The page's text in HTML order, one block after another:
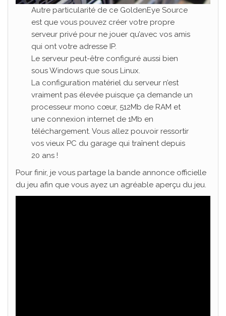
Autre particularité de ce GoldenEye Source
est que vous pouvez créer votre propre
serveur privé pour ne jouer qu’avec vos amis
qui ont votre adresse IP.
Le serveur peut-être configuré aussi bien
sous Windows que sous Linux.
La configuration matériel du serveur n’est
vraiment pas élevée puisque ça demande un
processeur mono cœur, 512Mb de RAM et
une connexion internet de 1Mb en
téléchargement. Vous allez pouvoir ressortir
vos vieux PC du garage qui traînent depuis
20 ans !
Pour finir, je vous partage la bande annonce officielle
du jeu afin que vous ayez un agréable aperçu du jeu.